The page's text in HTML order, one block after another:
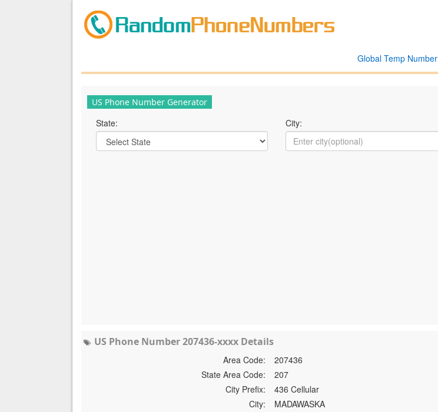
Global Temp Number
US Phone Number Generator
State: City:
US Phone Number 207436-xxxx Details
Area Code:
207436
State Area Code:
207
City Prefix:
436 Cellular
City:
MADAWASKA